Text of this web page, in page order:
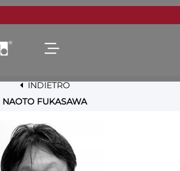
Open menu
INDIETRO
NAOTO FUKASAWA